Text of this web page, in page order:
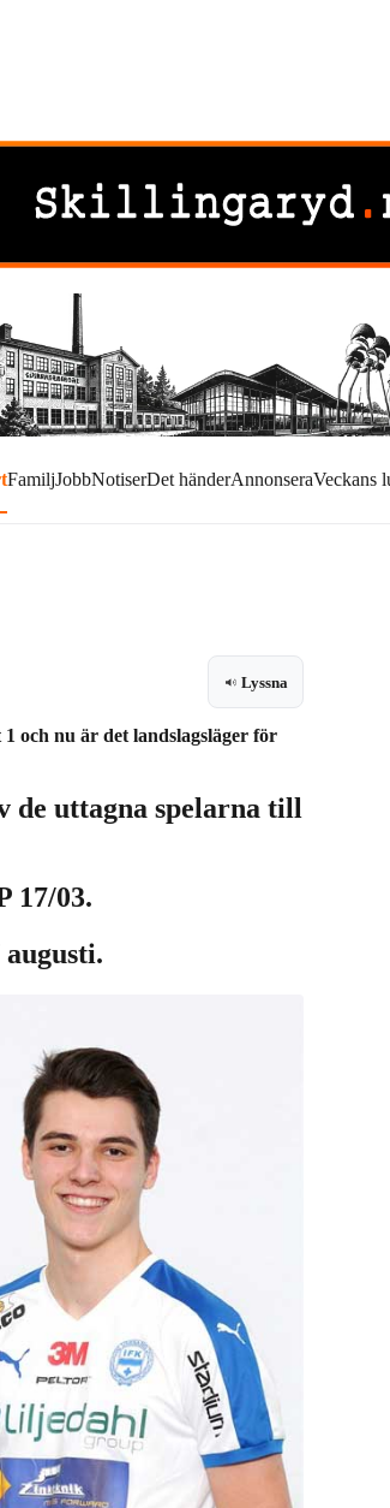
FamiljJobbNotiserDet händerAnnonseraVeckans
Lyssna
och nu är det landslagsläger för
de uttagna spelarna till
17/03.